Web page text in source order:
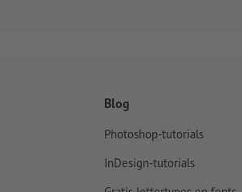
Blog
Photoshop-tutorials
InDesign-tutorials